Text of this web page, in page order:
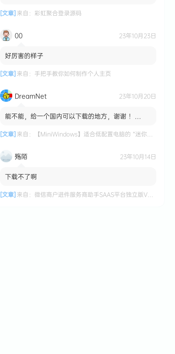
[文章]来自： 彩虹聚合登录源码
00 23年10月23日
好厉害的样子
[文章]来自： 手把手教你如何制作个人主页
DreamNet 23年10月20日
能不能，给一个国内可以下载的地方，谢谢 ！
Windows 系统 国内...
[文章]来自： 【MiniWindows】适合低配置电脑的 “迷你版” Windows 系统
殇陌 23年10月14日
下载不了啊
[文章]来自： 微信商户进件服务商助手SAAS平台独立版V3.0.3 +小程序前端修复版